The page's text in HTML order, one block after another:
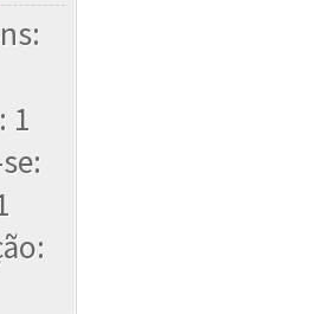
1